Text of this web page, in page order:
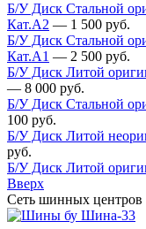
Б/У Диск Стальной
Кат.А2 — 1 500 руб.
Б/У Диск Стальной
Кат.А1 — 2 500 руб.
Б/У Диск Литой
— 8 000 руб.
Б/У Диск Стальной
100 руб.
Б/У Диск Литой
руб.
Б/У Диск Литой
Вверх
Сеть шинных центров
Шина-33